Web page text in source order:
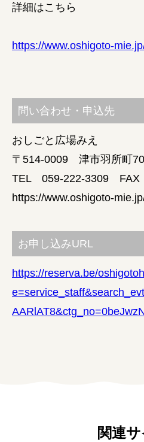
詳細はこちら
https://www.oshigoto-
問い合わせ・申込先
おしごと広場みえ
〒514-0009 津市羽所町
TEL 059-222-3309 FAX
https://www.oshigoto-
お申し込みURL
https://reserva.be/
関連サ